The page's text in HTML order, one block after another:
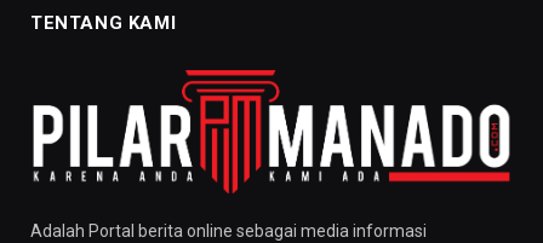
TENTANG KAMI
Adalah Portal berita online sebagai media informasi